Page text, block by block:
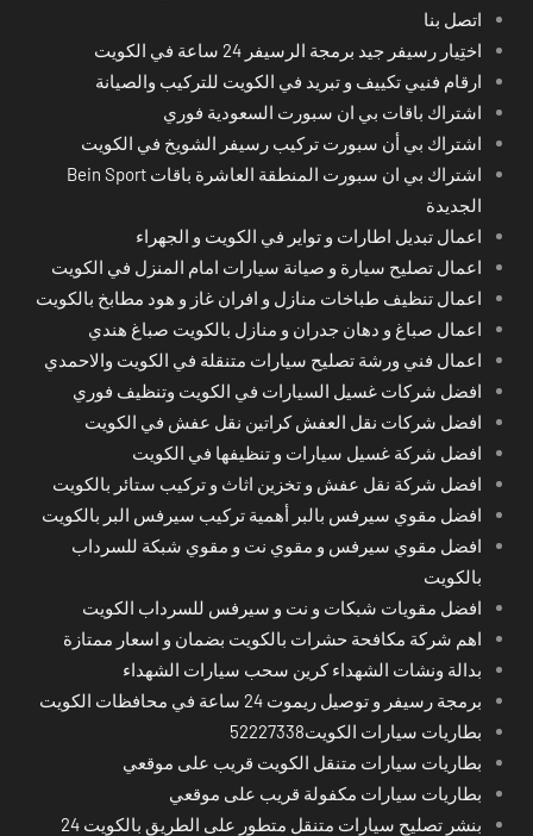
اتصل بنا
اختِيار رسيفر جيد برمجة الرسيفر 24 ساعة في الكويت
ارقام فنيي تكييف و تبريد في الكويت للتركيب والصيانة
اشتراك باقات بي ان سبورت السعودية فوري
اشتراك بي أن سبورت تركيب رسيفر الشويخ في الكويت
اشتراك بي ان سبورت المنطقة العاشرة باقات Bein Sport
الجديدة
اعمال تبديل اطارات و تواير في الكويت و الجهراء
اعمال تصليح سيارة و صيانة سيارات امام المنزل في الكويت
اعمال تنظيف طباخات منازل و افران غاز و هود مطابخ بالكويت
اعمال صباغ و دهان جدران و منازل بالكويت صباغ هندي
اعمال فني ورشة تصليح سيارات متنقلة في الكويت والاحمدي
افضل شركات غسيل السيارات في الكويت وتنظيف فوري
افضل شركات نقل العفش كراتين نقل عفش في الكويت
افضل شركة غسيل سيارات و تنظيفها في الكويت
افضل شركة نقل عفش و تخزين اثاث و تركيب ستائر بالكويت
افضل مقوي سيرفس بالبر أهمية تركيب سيرفس البر بالكويت
افضل مقوي سيرفس و مقوي نت و مقوي شبكة للسرداب
بالكويت
افضل مقويات شبكات و نت و سيرفس للسرداب الكويت
اهم شركة مكافحة حشرات بالكويت بضمان و اسعار ممتازة
بدالة ونشات الشهداء كرين سحب سيارات الشهداء
برمجة رسيفر و توصيل ريموت 24 ساعة في محافظات الكويت
بطاريات سيارات الكويت52227338
بطاريات سيارات متنقل الكويت قريب على موقعي
بطاريات سيارات مكفولة قريب على موقعي
بنشر تصليح سيارات متنقل متطور على الطريق بالكويت 24